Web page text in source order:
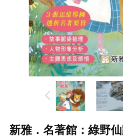
新雅．名著館：綠野